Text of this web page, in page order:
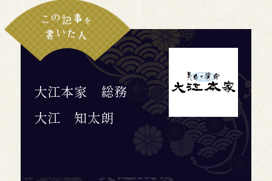
大江本家 総務
大江 知太朗